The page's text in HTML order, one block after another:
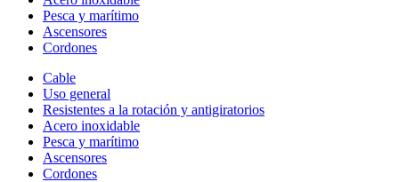
Pesca y marítimo
Ascensores
Cordones
Cable
Uso general
Resistentes a la rotación y antigiratorios
Acero inoxidable
Pesca y marítimo
Ascensores
Cordones